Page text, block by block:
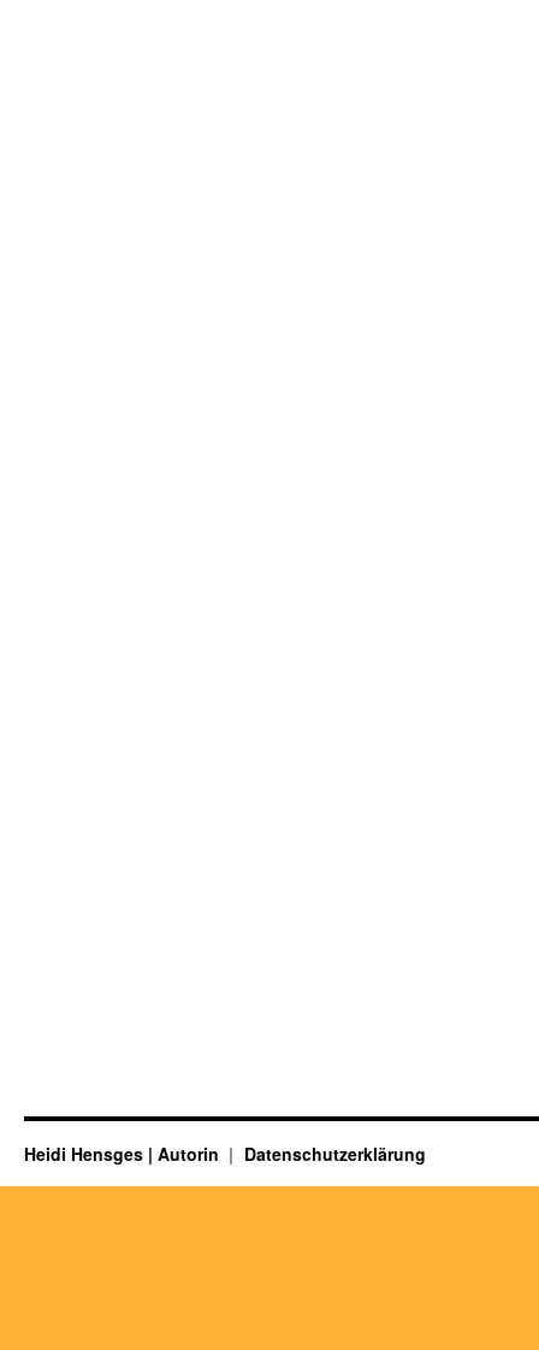
Heidi Hensges | Autorin Datenschutzerklärung